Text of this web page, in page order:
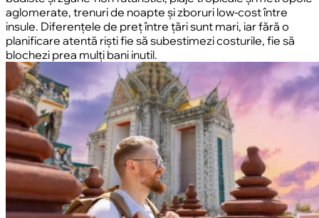
aglomerate, trenuri de noapte și zboruri low-cost între
insule. Diferențele de preț între țări sunt mari, iar fără o
planificare atentă riști fie să subestimezi costurile, fie să
blochezi prea mulți bani inutil.